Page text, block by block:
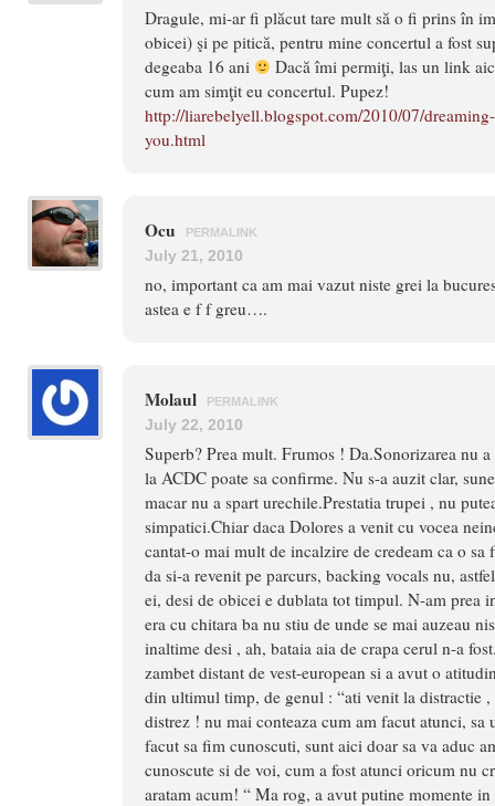
Dragule, mi-ar fi plăcut tare mult să o fi prins în
obicei) şi pe pitică, pentru mine concertul a fost
degeaba 16 ani
Dacă îmi permiţi, las un link
cum am simţit eu concertul. Pupez!
http://liarebelyell.blogspot.com/2010/07/
you.html
Ocu PERMALINK
July 21, 2010
no, important ca am mai vazut niste grei la
astea e f f greu….
Molaul PERMALINK
July 22, 2010
Superb? Prea mult. Frumos ! Da.Sonorizarea nu
la ACDC poate sa confirme. Nu s-a auzit clar,
macar nu a spart urechile.Prestatia trupei , nu
simpatici.Chiar daca Dolores a venit cu vocea
cantat-o mai mult de incalzire de credeam ca o sa
da si-a revenit pe parcurs, backing vocals nu,
ei, desi de obicei e dublata tot timpul. N-am prea
era cu chitara ba nu stiu de unde se mai auzeau
inaltime desi , ah, bataia aia de crapa cerul n-a
zambet distant de vest-european si a avut o
din ultimul timp, de genul : “ati venit la distractie ,
distrez ! nu mai conteaza cum am facut atunci, sa
facut sa fim cunoscuti, sunt aici doar sa va aduc
cunoscute si de voi, cum a fost atunci oricum nu
aratam acum! “ Ma rog, a avut putine momente in